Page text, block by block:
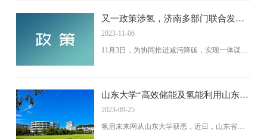
又一政策涉氢，济南多部门联合发布
减污降碳方案
2023-11-06
11月3日，为协同推进减污降碳，实现一体谋
城乡交通运输局、济南市农业农村局等部门联
案》。
山东大学“高效储能及氢能利用山东省
工程研究中心”入选新序列管理
2023-09-25
氢启未来网从山东大学获悉，近日，山东省发